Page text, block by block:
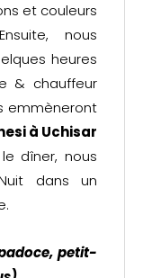
et couleurs
nous
heures
& chauffeur
emmèneront
à Uchisar
dîner, nous
dans un
petit-